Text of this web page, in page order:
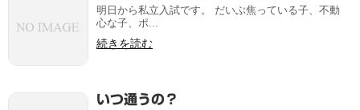
明日から私立入試です。 だいぶ焦っている子、不動
心な子、ポ...
続きを読む
いつ通うの？